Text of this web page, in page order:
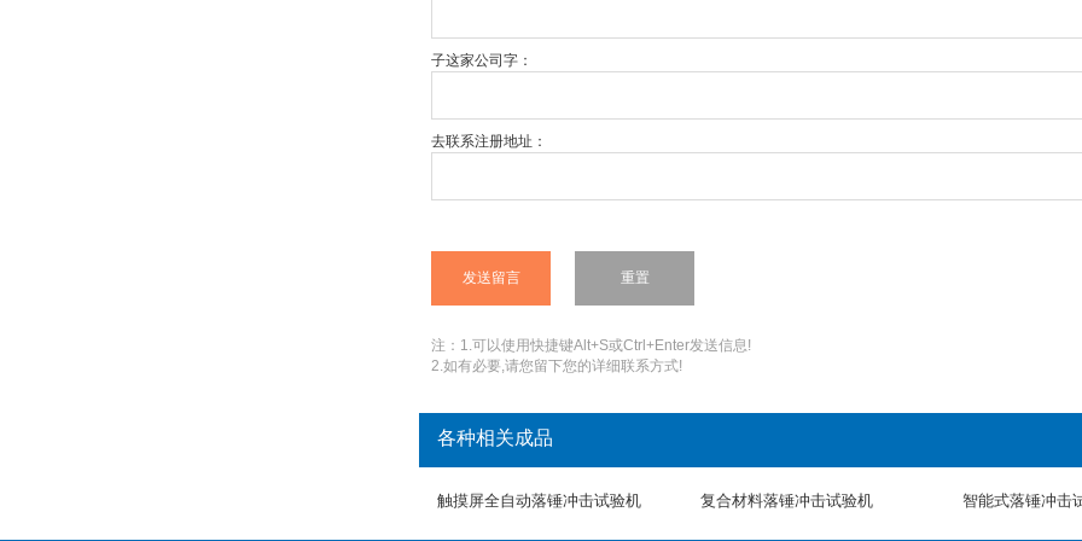
子这家公司字：
去联系注册地址：
注：1.可以使用快捷键Alt+S或Ctrl+Enter发送信息!
2.如有必要,请您留下您的详细联系方式!
各种相关成品
触摸屏全自动落锤冲击试验机 复合材料落锤冲击试验机 智能式落锤冲击